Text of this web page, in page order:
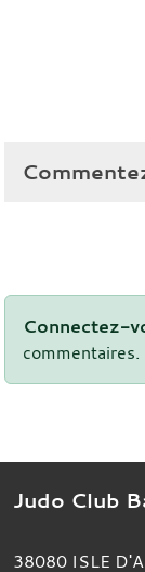
Connectez-
commentaires.
Judo Club
38080 ISLE